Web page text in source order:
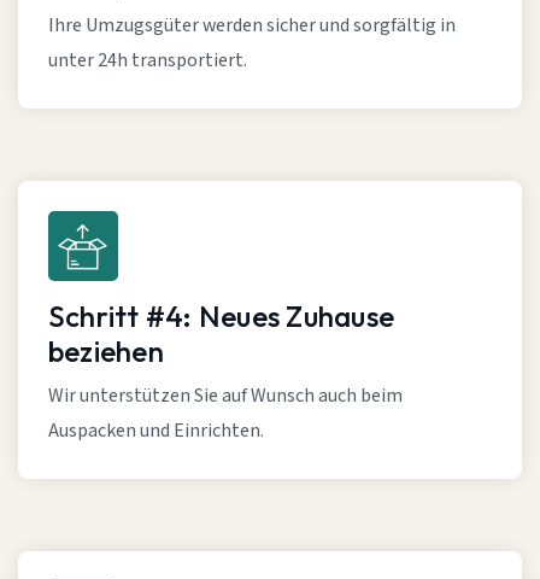
Ihre Umzugsgüter werden sicher und sorgfältig in
unter 24h transportiert.
Schritt #4: Neues Zuhause
beziehen
Wir unterstützen Sie auf Wunsch auch beim
Auspacken und Einrichten.